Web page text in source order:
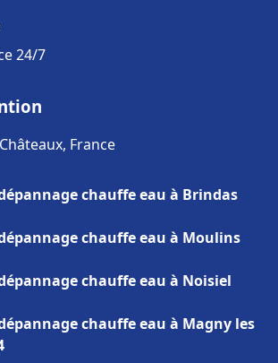
24/7
France
chauffe eau à Brindas
chauffe eau à Moulins
chauffe eau à Noisiel
chauffe eau à Magny les